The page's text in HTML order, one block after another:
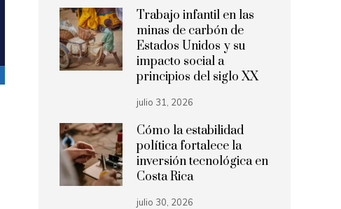
Trabajo infantil en las
minas de carbón de
Estados Unidos y su
impacto social a
principios del siglo XX
julio 31, 2026
Cómo la estabilidad
política fortalece la
inversión tecnológica en
Costa Rica
julio 30, 2026